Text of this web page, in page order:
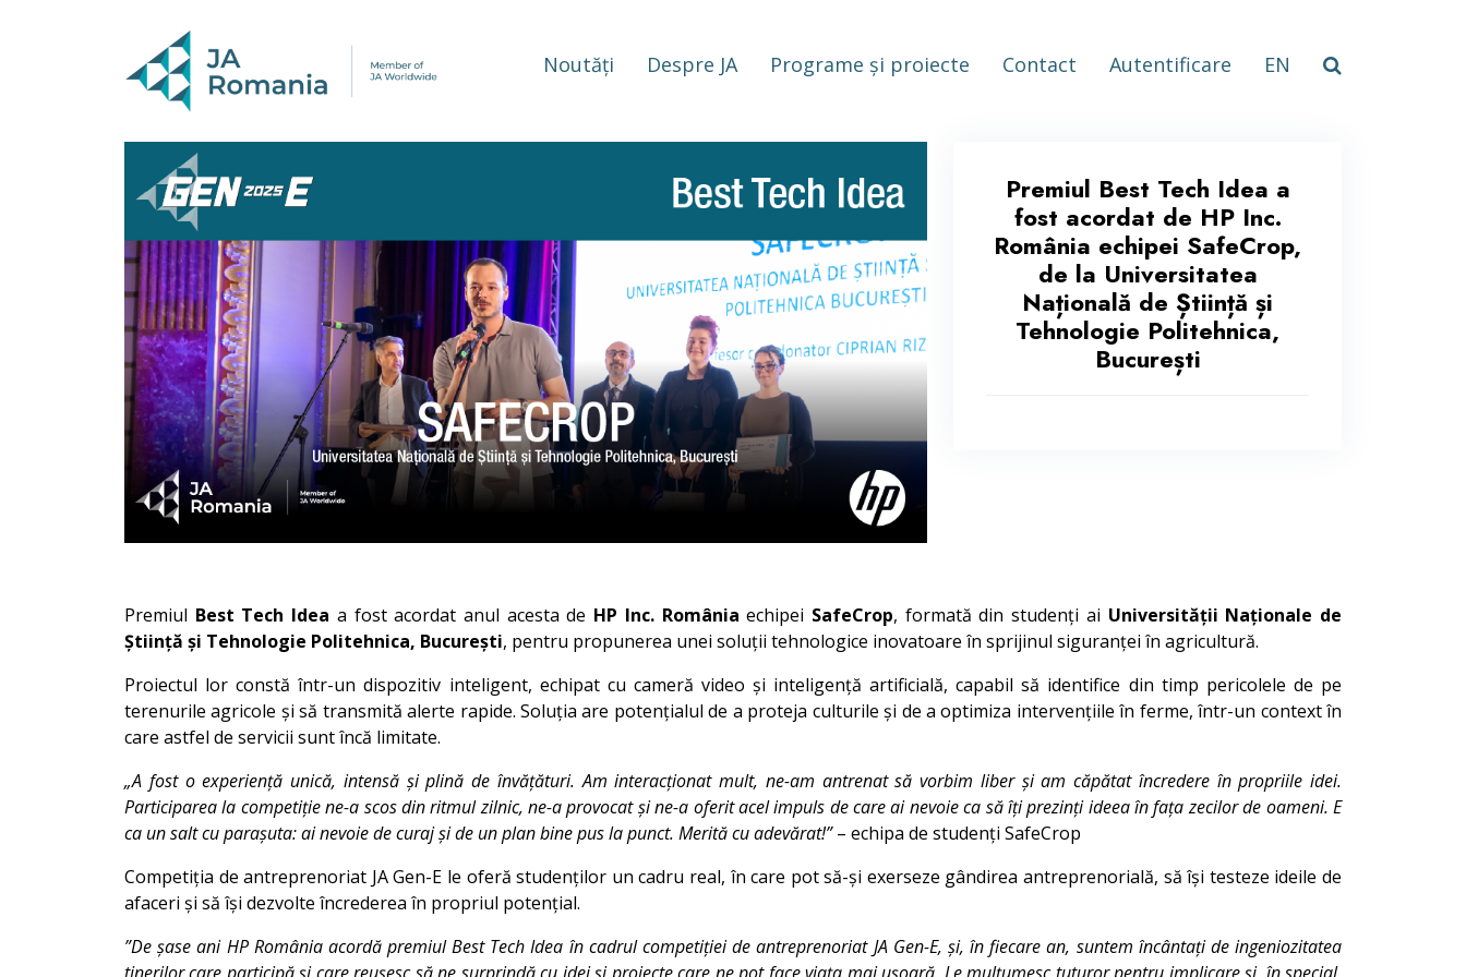
Noutăți Despre JA Programe și proiecte Contact Autentificare EN
Premiul Best Tech Idea a
fost acordat de HP Inc.
România echipei SafeCrop,
de la Universitatea
Națională de Știință și
Tehnologie Politehnica,
București
Premiul Best Tech Idea a fost acordat anul acesta de HP Inc. România echipei SafeCrop, formată din studenți ai Universității Naționale de
Știință și Tehnologie Politehnica, București, pentru propunerea unei soluții tehnologice inovatoare în sprijinul siguranței în agricultură.
Proiectul lor constă într-un dispozitiv inteligent, echipat cu cameră video și inteligență artificială, capabil să identifice din timp pericolele de pe
terenurile agricole și să transmită alerte rapide. Soluția are potențialul de a proteja culturile și de a optimiza intervențiile în ferme, într-un context în
care astfel de servicii sunt încă limitate.
„A fost o experiență unică, intensă și plină de învățături. Am interacționat mult, ne-am antrenat să vorbim liber și am căpătat încredere în propriile idei.
Participarea la competiție ne-a scos din ritmul zilnic, ne-a provocat și ne-a oferit acel impuls de care ai nevoie ca să îți prezinți ideea în fața zecilor de oameni. E
ca un salt cu parașuta: ai nevoie de curaj și de un plan bine pus la punct. Merită cu adevărat!”– echipa de studenți SafeCrop
Competiția de antreprenoriat JA Gen-E le oferă studenților un cadru real, în care pot să-și exerseze gândirea antreprenorială, să își testeze ideile de
afaceri și să își dezvolte încrederea în propriul potențial.
”De șase ani HP România acordă premiul Best Tech Idea în cadrul competiției de antreprenoriat JA Gen-E, și, în fiecare an, suntem încântați de ingeniozitatea